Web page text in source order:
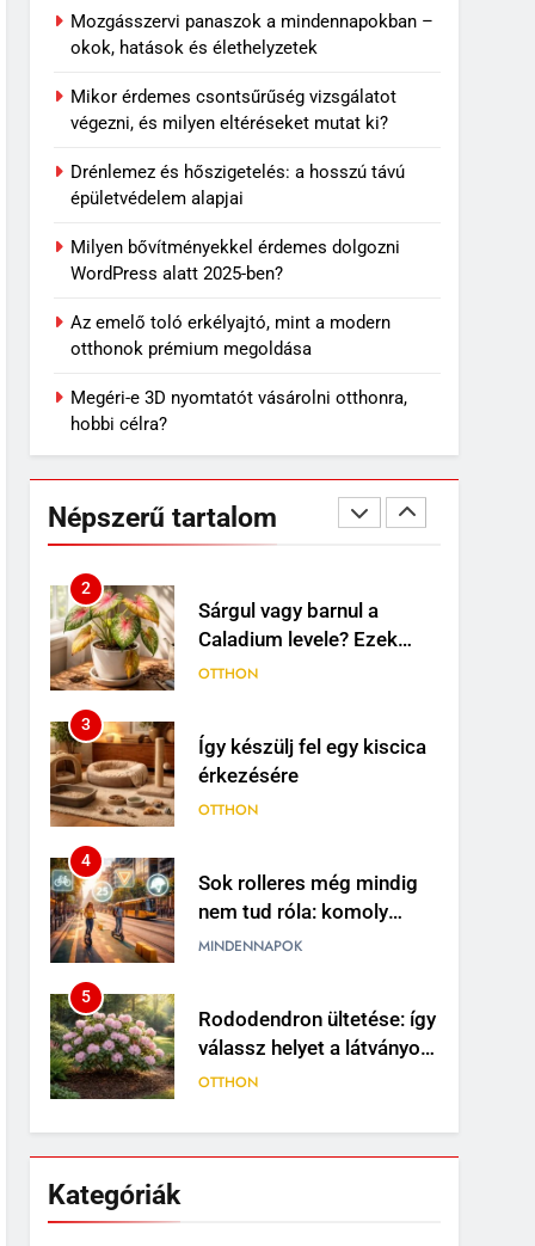
Mozgásszervi panaszok a mindennapokban –
okok, hatások és élethelyzetek
Mikor érdemes csontsűrűség vizsgálatot
végezni, és milyen eltéréseket mutat ki?
Drénlemez és hőszigetelés: a hosszú távú
épületvédelem alapjai
Milyen bővítményekkel érdemes dolgozni
WordPress alatt 2025-ben?
Az emelő toló erkélyajtó, mint a modern
otthonok prémium megoldása
Megéri-e 3D nyomtatót vásárolni otthonra,
hobbi célra?
Népszerű tartalom
6
jelenhet meg ugyanaz a
történet újra és újra?
MINDENNAPOK
7
Travertin burkolat
megy ki a divatból?
OTTHON
8
Skechers szandál
kényelmes választás nyári
VÁSÁRLÁS
1
Mit jelenthet, ha álmodban
kiesik a fogad?
2
Sárgul vagy barnul a
Caladium levele? Ezek
lehetnek a leggyakoribb
OTTHON
3
Így készülj fel egy kiscica
érkezésére
OTTHON
4
Sok rolleres még mindig
nem tud róla: komoly
változások jöhetnek a
MINDENNAPOK
5
Rododendron ültetése: így
válassz helyet a látványos
virágzáshoz
OTTHON
6
Visszatérő álmok: miért
Kategóriák